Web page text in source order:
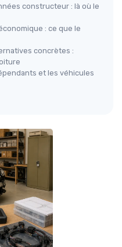
constructeur : là où le
: ce que le
concrètes :
et les véhicules